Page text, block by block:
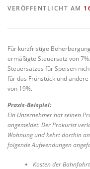
VERÖFFENTLICHT AM
Für kurzfristige
ermäßigte Steuersatz von
Steuersatzes für Speisen
für das Frühstück und
von 19%.
Praxis-Beispiel:
Ein Unternehmer hat seinen
angemeldet. Der Prokurist
Wohnung und kehrt dorthin
folgende Aufwendungen
Kosten der